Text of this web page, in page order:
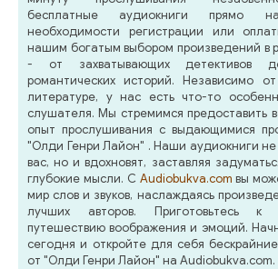
бесплатные аудиокниги прямо
необходимости регистрации или
нашим богатым выбором произведений в
- от захватывающих детективов
романтических историй. Независимо
литературе, у нас есть что-то
слушателя. Мы стремимся предоставить
опыт прослушивания с выдающимися
"Олди Генри Лайон" . Наши аудиокниги не
вас, но и вдохновят, заставляя
глубокие мысли. С Audiobukva.com вы
мир слов и звуков, наслаждаясь
лучших авторов. Приготовьтесь к
путешествию воображения и эмоций.
сегодня и откройте для себя
от "Олди Генри Лайон" на Audiobukva.com.